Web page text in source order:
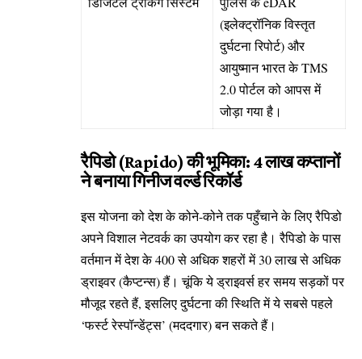
(इलेक्ट्रॉनिक विस्तृत
दुर्घटना रिपोर्ट) और
आयुष्मान भारत के TMS
2.0 पोर्टल को आपस में
जोड़ा गया है।
रैपिडो (Rapido) की भूमिका: 4 लाख कप्तानों
ने बनाया गिनीज वर्ल्ड रिकॉर्ड
इस योजना को देश के कोने-कोने तक पहुँचाने के लिए रैपिडो
अपने विशाल नेटवर्क का उपयोग कर रहा है। रैपिडो के पास
वर्तमान में देश के 400 से अधिक शहरों में 30 लाख से अधिक
ड्राइवर (कैप्टन्स) हैं। चूंकि ये ड्राइवर्स हर समय सड़कों पर
मौजूद रहते हैं, इसलिए दुर्घटना की स्थिति में ये सबसे पहले
‘फर्स्ट रेस्पॉन्डेंट्स’ (मददगार) बन सकते हैं।